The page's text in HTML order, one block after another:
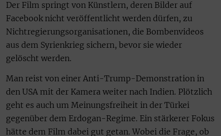
Der Film springt von Künstlern, deren Bilder auf
Facebook nicht veröffentlicht werden dürfen, zu
Nichtregierungsorganisationen, die Bombenvideos
aus dem Syrienkrieg sichern, bevor sie wieder
gelöscht werden.
Man reist von einer Anti-Trump-Demonstration in
den USA mit der Kamera weiter nach Indien. Plötzlich
geht es auch um Meinungsfreiheit in der Türkei
gegenüber dem Erdogan-Regime. Ein stärkerer Fokus
hätte dem Film dabei gut getan. Wobei die Frage, ob